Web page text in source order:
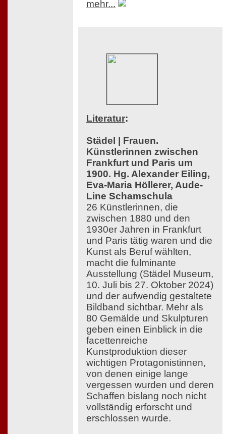
mehr...
Literatur:
Städel | Frauen.
Künstlerinnen zwischen
Frankfurt und Paris um
1900. Hg. Alexander Eiling,
Eva-Maria Höllerer, Aude-
Line Schamschula
26 Künstlerinnen, die
zwischen 1880 und den
1930er Jahren in Frankfurt
und Paris tätig waren und die
Kunst als Beruf wählten,
macht die fulminante
Ausstellung (Städel Museum,
10. Juli bis 27. Oktober 2024)
und der aufwendig gestaltete
Bildband sichtbar. Mehr als
80 Gemälde und Skulpturen
geben einen Einblick in die
facettenreiche
Kunstproduktion dieser
wichtigen Protagonistinnen,
von denen einige lange
vergessen wurden und deren
Schaffen bislang noch nicht
vollständig erforscht und
erschlossen wurde.